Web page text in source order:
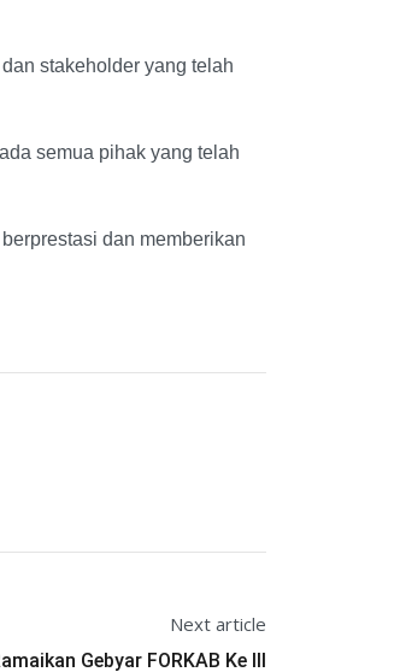
stakeholder yang telah
semua pihak yang telah
dan memberikan
Next article
Gebyar FORKAB Ke III